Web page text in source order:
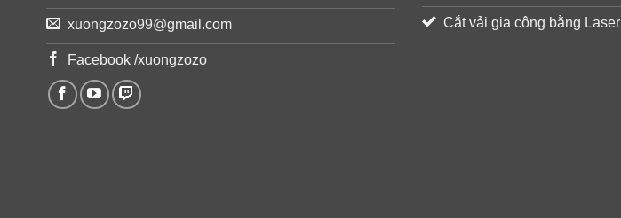
xuongzozo99@gmail.com
Facebook /xuongzozo
Cắt vải gia công bằng Laser